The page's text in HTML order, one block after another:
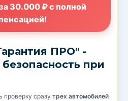
30.000 ₽ с полной
ПРО" -
при
проверку сразу трех автомобилей